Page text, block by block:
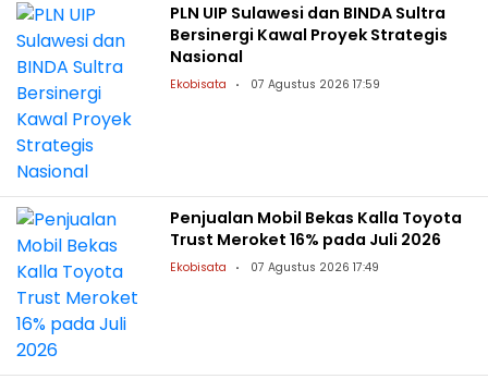
PLN UIP Sulawesi dan BINDA Sultra
Bersinergi Kawal Proyek Strategis
Nasional
Ekobisata 07 Agustus 2026 17:59
Penjualan Mobil Bekas Kalla Toyota
Trust Meroket 16% pada Juli 2026
Ekobisata 07 Agustus 2026 17:49